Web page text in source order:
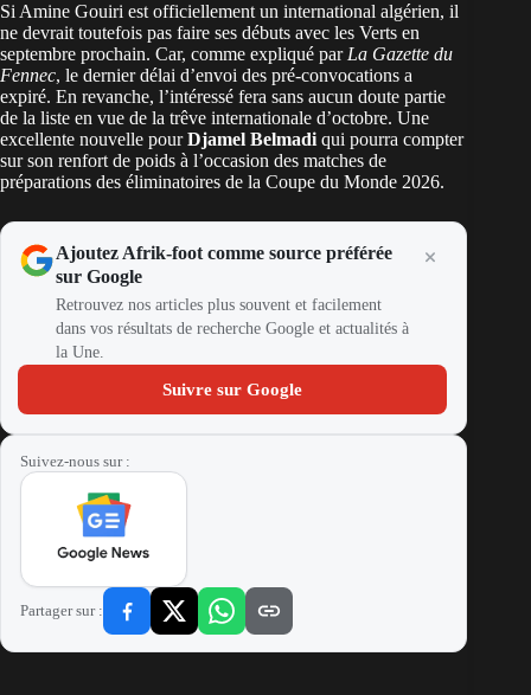
Si Amine Gouiri est officiellement un international algérien, il
ne devrait toutefois pas faire ses débuts avec les Verts en
septembre prochain. Car, comme expliqué par La Gazette du
Fennec, le dernier délai d’envoi des pré-convocations a
expiré. En revanche, l’intéressé fera sans aucun doute partie
de la liste en vue de la trêve internationale d’octobre. Une
excellente nouvelle pourDjamel Belmadi qui pourra compter
sur son renfort de poids à l’occasion des matches de
préparations des éliminatoires de la Coupe du Monde 2026.
Ajoutez Afrik-foot comme source préférée
sur Google
Retrouvez nos articles plus souvent et facilement
dans vos résultats de recherche Google et actualités à
la Une.
Suivre sur Google
Suivez-nous sur :
Partager sur :